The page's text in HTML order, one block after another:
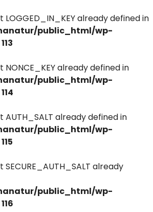
LOGGED_IN_KEY already defined in
public_html/wp-
113
NONCE_KEY already defined in
public_html/wp-
114
AUTH_SALT already defined in
public_html/wp-
115
SECURE_AUTH_SALT already
public_html/wp-
116